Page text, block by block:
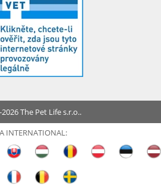
The Pet Life s.r.o..
INTERNATIONAL: